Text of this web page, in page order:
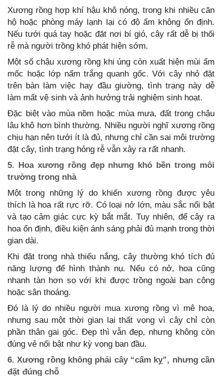
Xương rồng hợp khí hậu khô nóng, trong khi nhiều căn
hộ hoặc phòng máy lạnh lại có độ ẩm không ổn định.
Nếu tưới quá tay hoặc đặt nơi bí gió, cây rất dễ bị thối
rễ mà người trồng khó phát hiện sớm.
Một số chậu xương rồng khi úng còn xuất hiện mùi ẩm
mốc hoặc lớp nấm trắng quanh gốc. Với cây nhỏ đặt
trên bàn làm việc hay đầu giường, tình trạng này dễ
làm mất vệ sinh và ảnh hưởng trải nghiệm sinh hoạt.
Đặc biệt vào mùa nồm hoặc mùa mưa, đất trong chậu
lâu khô hơn bình thường. Nhiều người nghĩ xương rồng
chịu hạn nên tưới ít là đủ, nhưng chỉ cần sai môi trường
đặt cây, tình trạng hỏng rễ vẫn xảy ra rất nhanh.
5. Hoa xương rồng đẹp nhưng khó bền trong môi
trường trong nhà
Một trong những lý do khiến xương rồng được yêu
thích là hoa rất rực rỡ. Có loại nở lớn, màu sắc nổi bật
và tạo cảm giác cực kỳ bắt mắt. Tuy nhiên, để cây ra
hoa ổn định, điều kiện ánh sáng phải đủ mạnh trong thời
gian dài.
Khi đặt trong nhà thiếu nắng, cây thường khó tích đủ
năng lượng để hình thành nụ. Nếu có nở, hoa cũng
nhanh tàn hơn so với khi được trồng ngoài ban công
hoặc sân thoáng.
Đó là lý do nhiều người mua xương rồng vì mê hoa,
nhưng sau một thời gian lại thất vọng vì cây chỉ còn
phần thân gai góc. Đẹp thì vẫn đẹp, nhưng không còn
đúng vẻ nổi bật như kỳ vọng ban đầu.
6. Xương rồng không phải cây “cấm kỵ”, nhưng cần
đặt đúng chỗ